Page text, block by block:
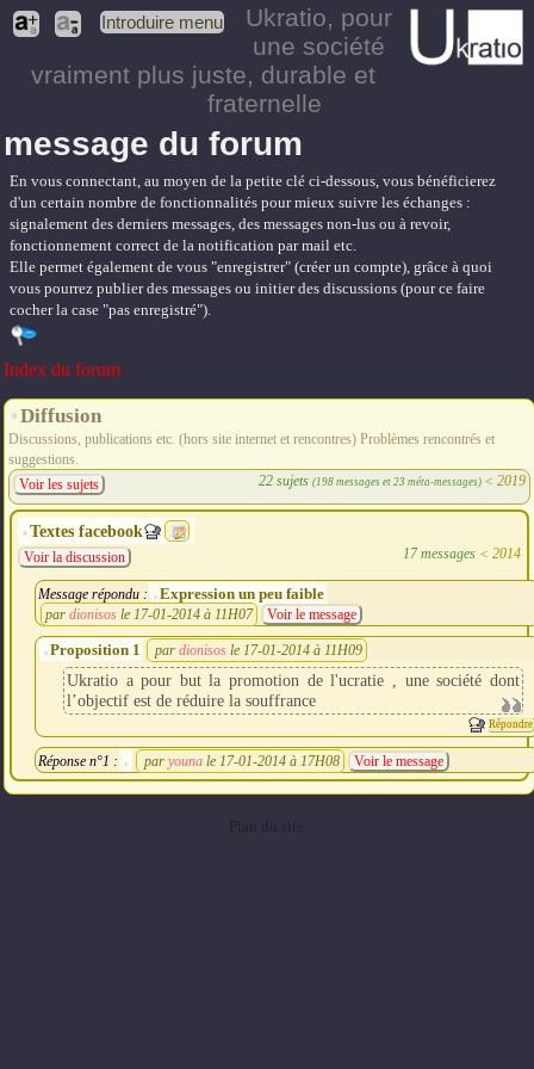
Introduire menu Ukratio, pour
une société
vraiment plus juste, durable et
fraternelle
message du forum
En vous connectant, au moyen de la petite clé ci-dessous, vous bénéficierez
d'un certain nombre de fonctionnalités pour mieux suivre les échanges :
signalement des derniers messages, des messages non-lus ou à revoir,
fonctionnement correct de la notification par mail etc.
Elle permet également de vous "enregistrer" (créer un compte), grâce à quoi
vous pourrez publier des messages ou initier des discussions (pour ce faire
cocher la case "pas enregistré").
Index du forum
Diffusion
Discussions, publications etc. (hors site internet et rencontres) Problèmes rencontrés et
suggestions.
22 sujets (198 messages et 23 méta-messages) < 2019
Voir les sujets
Textes facebook
17 messages< 2014
Voir la discussion
Message répondu : Expression un peu faible
par dionisos le 17-01-2014 à 11H07 Voir le message
Proposition 1 par dionisos le 17-01-2014 à 11H09
Ukratio a pour but la promotion de l'ucratie , une société dont
l’objectif est de réduire la souffrance
Répondre
Réponse n°1 : par youna le 17-01-2014 à 17H08 Voir le message
Plan du site